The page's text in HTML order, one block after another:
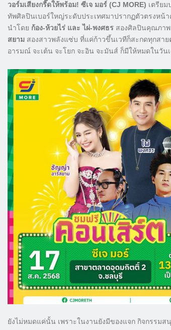
วอร์มเสียงกรี๊ดให้พร้อม! ซีเจ มอร์ (CJ MORE) เตรีย
ทัพศิลปินเบอร์ใหญ่ระดับประเทศมาปรากฏตัวตรงหน้
นำโดย ก้อง-ห้วยไร่ และ ไผ่-พงศธร สองศิลปินคุณภาพ
สยาม สองสาวพลังแซ่บ ที่แค่ก้าวขึ้นเวทีก็สะกดทุกสา
อารมณ์ จะเต้น จะโยก จะอิน จะมันส์ ก็มีให้หมดในวัน
ยังไม่หมดแค่นั้น เพราะในงานยังมีของแจก กิจกรร